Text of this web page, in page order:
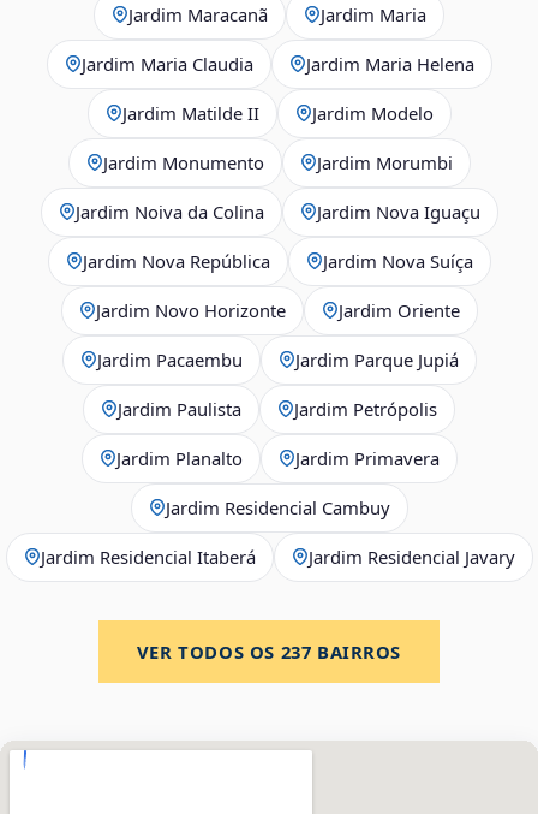
Jardim Maracanã Jardim Maria
Jardim Maria Claudia Jardim Maria Helena
Jardim Matilde II Jardim Modelo
Jardim Monumento Jardim Morumbi
Jardim Noiva da Colina Jardim Nova Iguaçu
Jardim Nova República Jardim Nova Suíça
Jardim Novo Horizonte Jardim Oriente
Jardim Pacaembu Jardim Parque Jupiá
Jardim Paulista Jardim Petrópolis
Jardim Planalto Jardim Primavera
Jardim Residencial Cambuy
Jardim Residencial Itaberá Jardim Residencial Javary
VER TODOS OS 237 BAIRROS